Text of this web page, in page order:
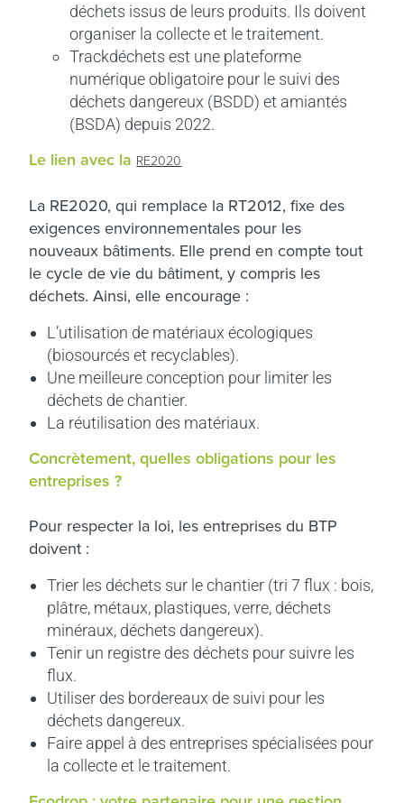
déchets issus de leurs produits. Ils doivent
organiser la collecte et le traitement.
Trackdéchets est une plateforme
numérique obligatoire pour le suivi des
déchets dangereux (BSDD) et amiantés
(BSDA) depuis 2022.
Le lien avec la RE2020
La RE2020, qui remplace la RT2012, fixe des
exigences environnementales pour les
nouveaux bâtiments. Elle prend en compte tout
le cycle de vie du bâtiment, y compris les
déchets. Ainsi, elle encourage :
L’utilisation de matériaux écologiques
(biosourcés et recyclables).
Une meilleure conception pour limiter les
déchets de chantier.
La réutilisation des matériaux.
Concrètement, quelles obligations pour les
entreprises ?
Pour respecter la loi, les entreprises du BTP
doivent :
Trier les déchets sur le chantier (tri 7 flux : bois,
plâtre, métaux, plastiques, verre, déchets
minéraux, déchets dangereux).
Tenir un registre des déchets pour suivre les
flux.
Utiliser des bordereaux de suivi pour les
déchets dangereux.
Faire appel à des entreprises spécialisées pour
la collecte et le traitement.